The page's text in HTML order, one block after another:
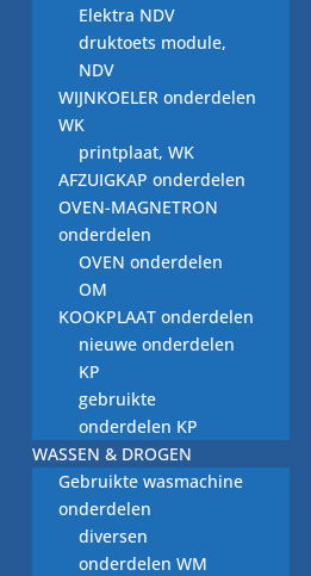
€20,00
afvoerpomp GRE, SRL,
Italy vaatwasser
€45,00Oorspronkelijke
prijs
€ 45,00.
€35,00Huidige
afvoerpomp ARCELIK
SPW170195E31P-01 25W
€17,50
afvoerpomp Askoll Mod.
290463, Cod. 132.115.810,
€20,00
AAN
Elektra NDV
druktoets module,
NDV
WIJNKOELER onderdelen
WK
printplaat, WK
AFZUIGKAP onderdelen
OVEN-MAGNETRON
onderdelen
OVEN onderdelen
OM
KOOKPLAAT onderdelen
nieuwe onderdelen
KP
gebruikte
onderdelen KP
WASSEN & DROGEN
Gebruikte wasmachine
onderdelen
diversen
onderdelen WM